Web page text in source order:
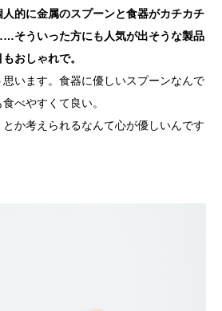
的に金属のスプーンと食器がカチカチ
そういった方にも人気が出そうな製品
おしゃれで。
います。食器に優しいスプーンなんで
べやすくて良い。
か考えられるなんて心が優しいんです